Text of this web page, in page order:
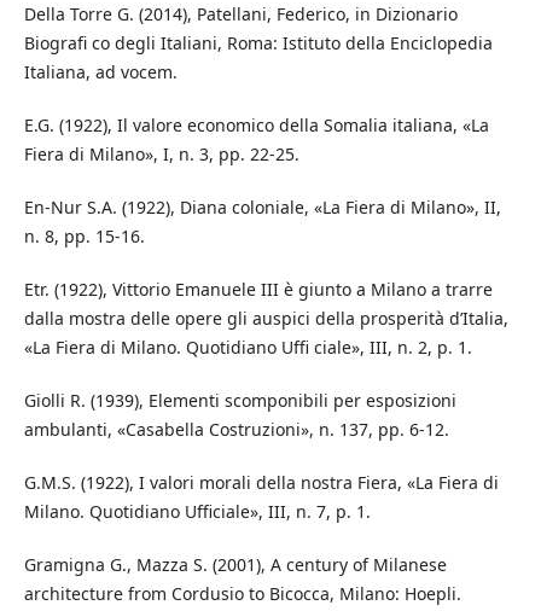
Della Torre G. (2014), Patellani, Federico, in Dizionario
Biografi co degli Italiani, Roma: Istituto della Enciclopedia
Italiana, ad vocem.
E.G. (1922), Il valore economico della Somalia italiana, «La
Fiera di Milano», I, n. 3, pp. 22-25.
En-Nur S.A. (1922), Diana coloniale, «La Fiera di Milano», II,
n. 8, pp. 15-16.
Etr. (1922), Vittorio Emanuele III è giunto a Milano a trarre
dalla mostra delle opere gli auspici della prosperità d’Italia,
«La Fiera di Milano. Quotidiano Uffi ciale», III, n. 2, p. 1.
Giolli R. (1939), Elementi scomponibili per esposizioni
ambulanti, «Casabella Costruzioni», n. 137, pp. 6-12.
G.M.S. (1922), I valori morali della nostra Fiera, «La Fiera di
Milano. Quotidiano Ufficiale», III, n. 7, p. 1.
Gramigna G., Mazza S. (2001), A century of Milanese
architecture from Cordusio to Bicocca, Milano: Hoepli.